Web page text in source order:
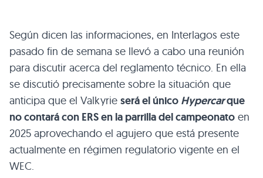
Según dicen las informaciones, en Interlagos este
pasado fin de semana se llevó a cabo una reunión
para discutir acerca del reglamento técnico. En ella
se discutió precisamente sobre la situación que
anticipa que el Valkyrie será el único Hypercarque
no contará con ERS en la parrilla del campeonato en
2025 aprovechando el agujero que está presente
actualmente en régimen regulatorio vigente en el
WEC.